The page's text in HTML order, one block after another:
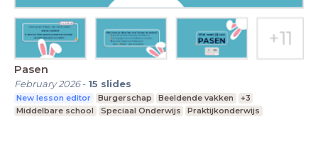
Pasen
February 2026- 15 slides
New lesson editor Burgerschap Beeldende vakken
+3
Middelbare school
Speciaal Onderwijs Praktijkonderwijs